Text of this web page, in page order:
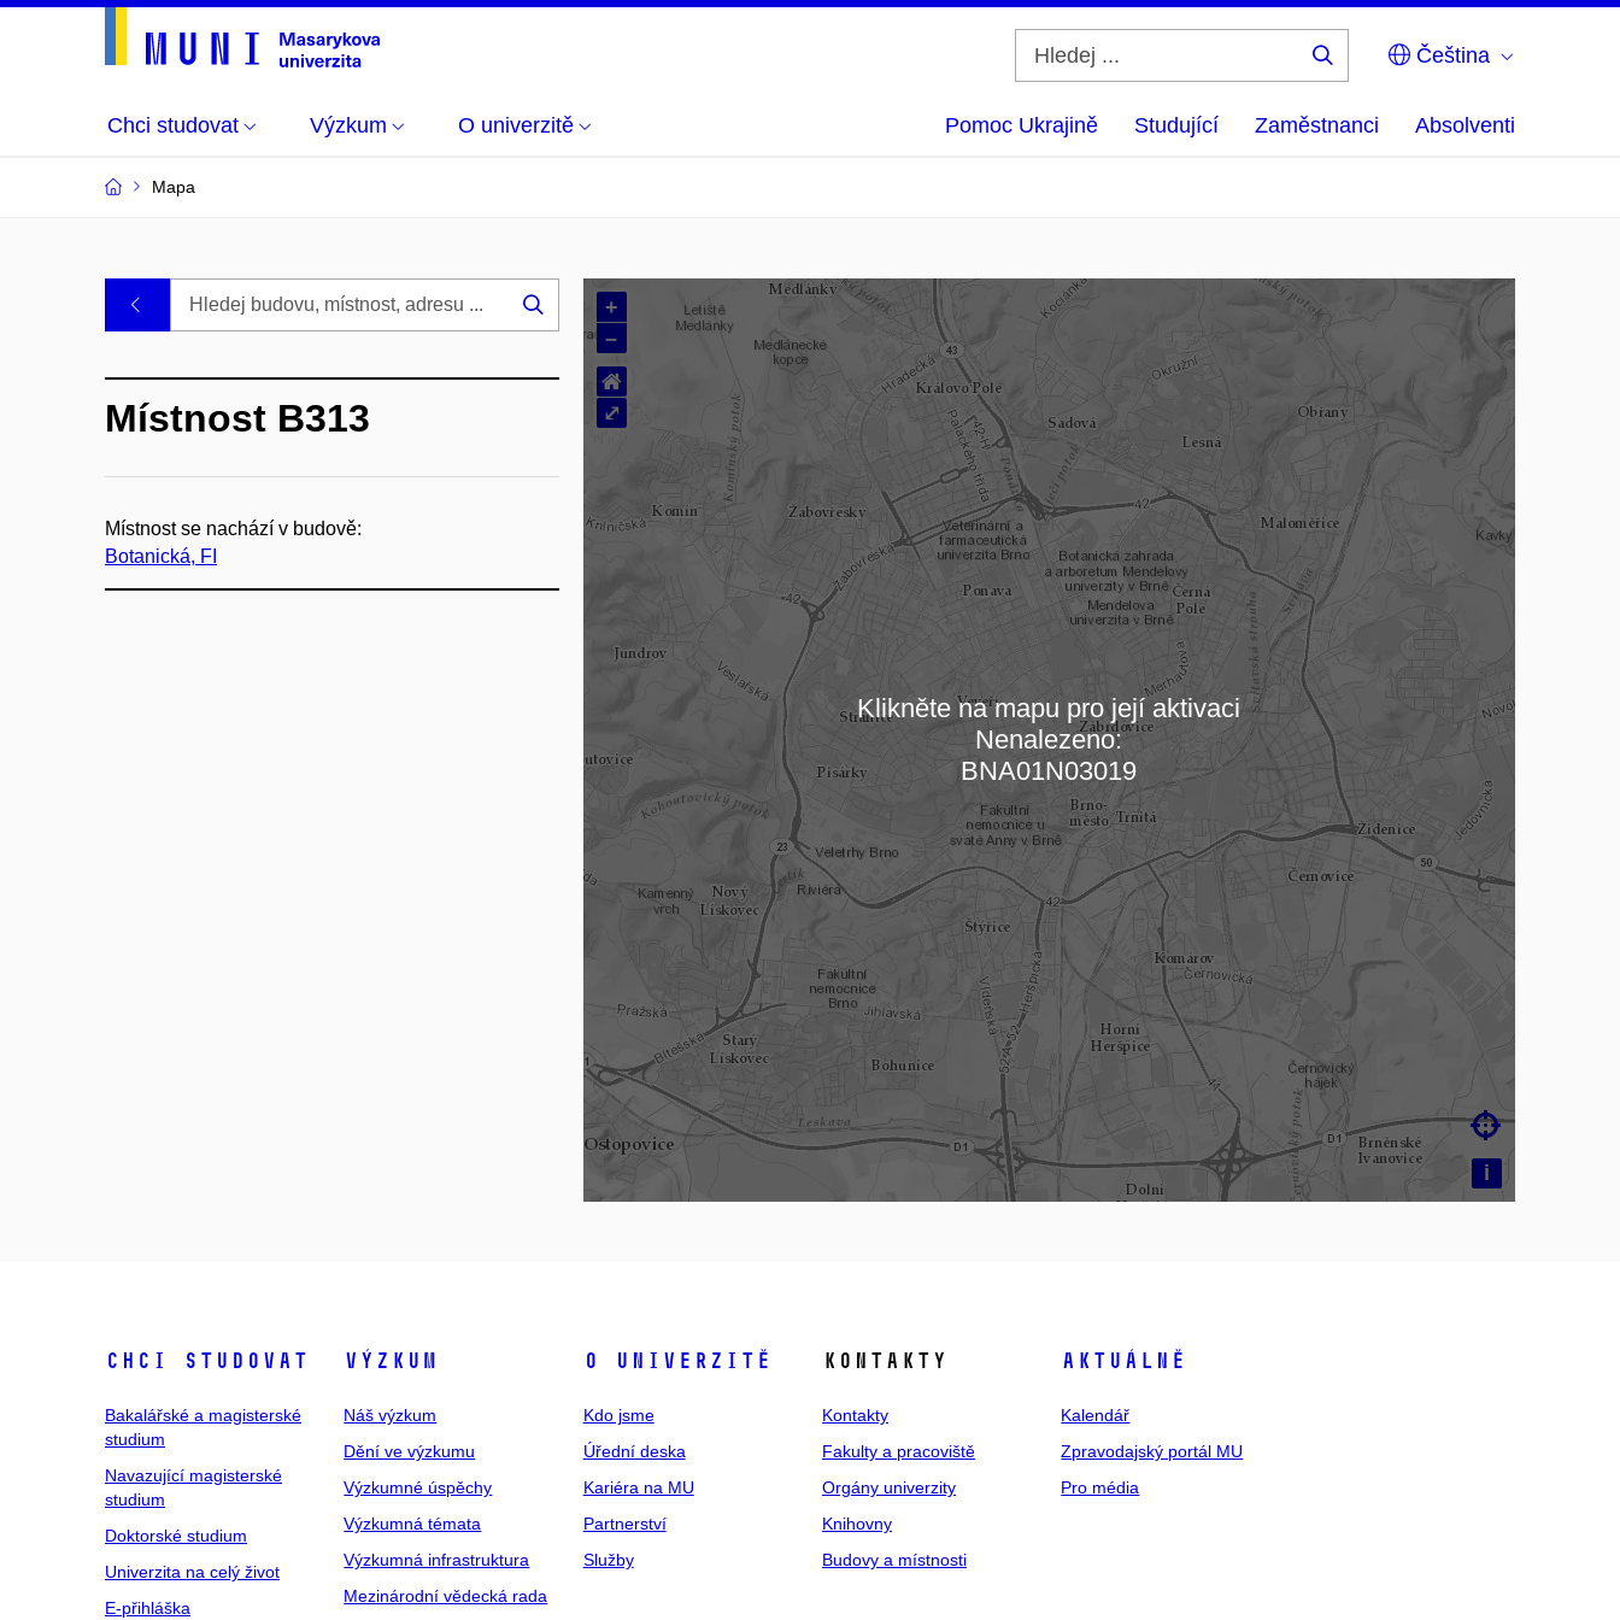
Čeština
Chci studovat Výzkum O univerzitě Pomoc Ukrajině Studující Zaměstnanci Absolventi
Mapa
Budovy
místnosti
Načítám mapu…
+
–
i

⌂
⤢
Klikněte na mapu pro její aktivaci
Nenalezeno:
BNA01N03019
Hledej
Místnost B313
Místnost se nachází v budově:
Botanická, FI
Chci studovat
Bakalářské a magisterské
studium
Navazující magisterské
studium
Doktorské studium
Univerzita na celý život
E-přihláška
Výzkum
Náš výzkum
Dění ve výzkumu
Výzkumné úspěchy
Výzkumná témata
Výzkumná infrastruktura
Mezinárodní vědecká rada
O univerzitě
Kdo jsme
Úřední deska
Kariéra na MU
Partnerství
Služby
Kontakty
Kontakty
Fakulty a pracoviště
Orgány univerzity
Knihovny
Budovy a místnosti
Aktuálně
Kalendář
Zpravodajský portál MU
Pro média